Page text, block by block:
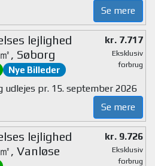
Se mere
lejlighed
, Søborg
Nye Billeder
kr. 7.717
Eksklusiv
forbrug
udlejes pr. 15. september 2026
Se mere
lejlighed
, Vanløse
kr. 9.726
Eksklusiv
forbrug